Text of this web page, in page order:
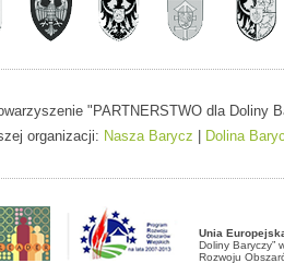
"PARTNERSTWO dla
organizacji: Nasza Barycz Dolina
Unia
Doliny Baryczy”
Rozwoju